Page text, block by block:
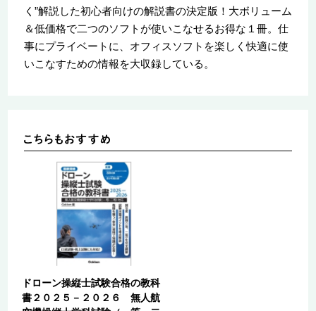
く”解説した初心者向けの解説書の決定版！大ボリューム
＆低価格で二つのソフトが使いこなせるお得な１冊。仕
事にプライベートに、オフィスソフトを楽しく快適に使
いこなすための情報を大収録している。
ドローン操縦士試験合格の教科
書２０２５－２０２６ 無人航